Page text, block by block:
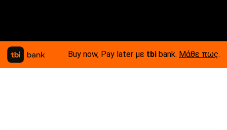
Buy now, Pay later με tbi bank. Μάθε πως.